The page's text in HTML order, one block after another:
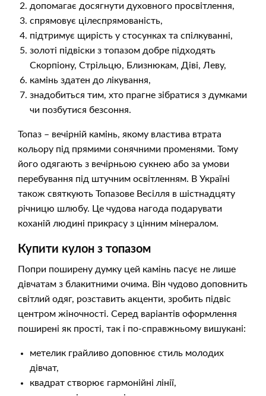
допомагає досягнути духовного просвітлення,
спрямовує цілеспрямованість,
підтримує щирість у стосунках та спілкуванні,
золоті підвіски з топазом добре підходять
Скорпіону, Стрільцю, Близнюкам, Діві, Леву,
камінь здатен до лікування,
знадобиться тим, хто прагне зібратися з думками
чи позбутися безсоння.
Топаз – вечірній камінь, якому властива втрата
кольору під прямими сонячними променями. Тому
його одягають з вечірньою сукнею або за умови
перебування під штучним освітленням. В Україні
також святкують Топазове Весілля в шістнадцяту
річницю шлюбу. Це чудова нагода подарувати
коханій людині прикрасу з цінним мінералом.
Купити кулон з топазом
Попри поширену думку цей камінь пасує не лише
дівчатам з блакитними очима. Він чудово доповнить
світлий одяг, розставить акценти, зробить підвіс
центром жіночності. Серед варіантів оформлення
поширені як прості, так і по-справжньому вишукані:
метелик грайливо доповнює стиль молодих
дівчат,
квадрат створює гармонійні лінії,